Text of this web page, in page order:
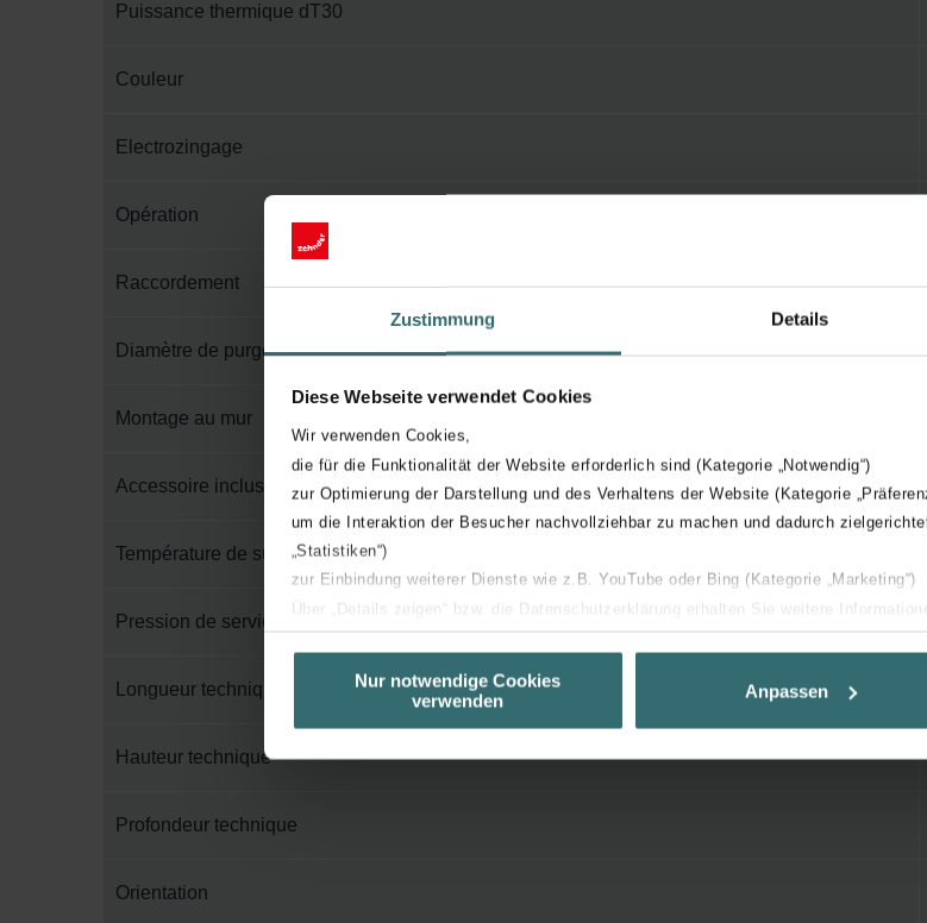
Zustimmung Details
Diese Webseite verwendet Cookies
Wir verwenden Cookies,
die für die Funktionalität der Website erforderlich sind (Kategorie „Notwendig“)
zur Optimierung der Darstellung und des Verhaltens der Website (Kategorie
um die Interaktion der Besucher nachvollziehbar zu machen und dadurch
„Statistiken“)
zur Einbindung weiterer Dienste wie z.B. YouTube oder Bing (Kategorie „Marketing“)
Über „Details zeigen“ bzw. die Datenschutzerklärung erhalten Sie weitere
unserer Website verwenden, um Ihnen die bestmögliche Nutzererfahrung zu
basierend auf Ihren Interessen zur Verfügung zu stellen. Alle Einwilligungen können
Datenschutzerklärung widerrufen.
Zehnder Group AG: Data Privacy
Nur notwendige Cookies
verwenden
Anpassen
Puissance thermique dT30
Couleur
Electrozingage
Opération
Raccordement
Diamètre de purge
Montage au mur
Accessoire inclus dans l'emballage
Température de surface maximum
Pression de service maximum
Longueur technique
Hauteur technique
Profondeur technique
Orientation